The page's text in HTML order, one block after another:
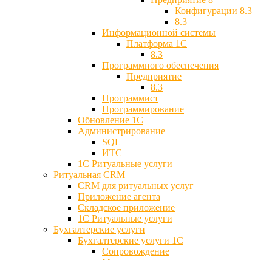
Конфигурации 8.3
8.3
Информационной системы
Платформа 1С
8.3
Программного обеспечения
Предприятие
8.3
Программист
Программирование
Обновление 1С
Администрирование
SQL
ИТС
1С Ритуальные услуги
Ритуальная CRM
CRM для ритуальных услуг
Приложение агента
Складское приложение
1С Ритуальные услуги
Бухгалтерские услуги
Бухгалтерские услуги 1С
Сопровождение